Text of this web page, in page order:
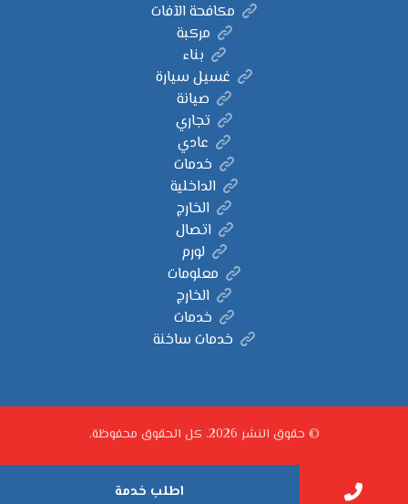
مكافحة الآفات
مركبة
بناء
غسيل سيارة
صيانة
تجاري
عادي
خدمات
الداخلية
الخارج
اتصال
لورم
معلومات
الخارج
خدمات
خدمات ساخنة
© حقوق النشر 2026. كل الحقوق محفوظة.
اطلب خدمة